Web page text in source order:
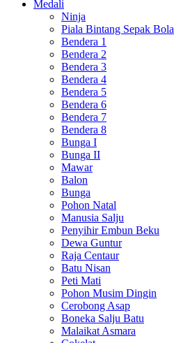
Medali
Ninja
Piala Bintang Sepak Bola
Bendera 1
Bendera 2
Bendera 3
Bendera 4
Bendera 5
Bendera 6
Bendera 7
Bendera 8
Bunga I
Bunga II
Mawar
Balon
Bunga
Pohon Natal
Manusia Salju
Penyihir Embun Beku
Dewa Guntur
Raja Centaur
Batu Nisan
Peti Mati
Pohon Musim Dingin
Cerobong Asap
Boneka Salju Batu
Malaikat Asmara